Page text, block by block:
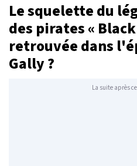
Le squelette du
des pirates «
retrouvée dans
Gally ?
La suite après